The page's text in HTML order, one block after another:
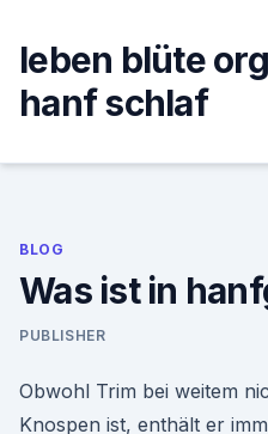
content
leben blüte
hanf schlaf
BLOG
Was ist in
PUBLISHER
Obwohl Trim bei weitem
Knospen ist, enthält er